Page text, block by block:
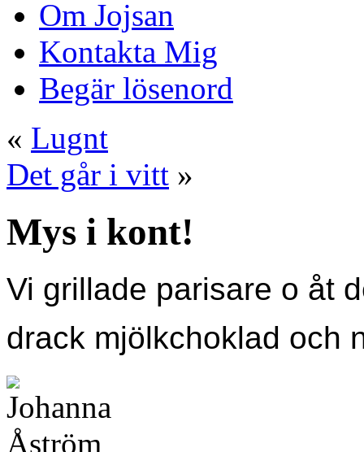
Om Jojsan
Kontakta Mig
Begär lösenord
« Lugnt
Det går i vitt »
Mys i kont!
Vi grillade parisare o åt
drack mjölkchoklad och